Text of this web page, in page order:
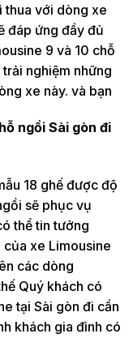
thua với dòng xe
đáp ứng đầy đủ
9 và 10 chỗ
nghiệm những
xe này. và bạn
ngồi Sài gòn đi
18 ghế được độ
sẽ phục vụ
thể tin tưởng
xe Limousine
các dòng
Quý khách có
tại Sài gòn đi cần
khách gia đình có